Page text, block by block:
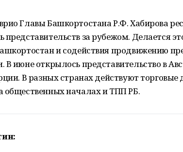
Главы Башкортостана Р.Ф. Хабирова
представительств за рубежом. Делается
и содействия продвижению
июне открылось представительство в
В разных странах действуют
общественных началах и ТПП РБ.